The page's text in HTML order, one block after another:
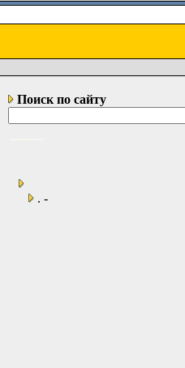
Поиск по сайту
. -